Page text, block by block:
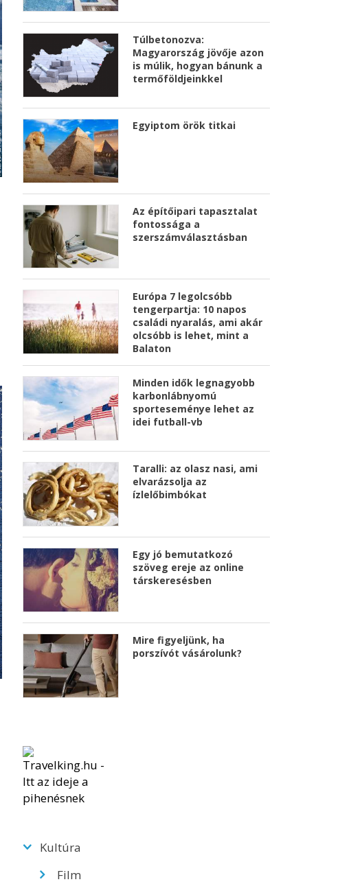
Túlbetonozva:
Magyarország jövője azon
is múlik, hogyan bánunk a
termőföldjeinkkel
Egyiptom örök titkai
Az építőipari tapasztalat
fontossága a
szerszámválasztásban
Európa 7 legolcsóbb
tengerpartja: 10 napos
családi nyaralás, ami akár
olcsóbb is lehet, mint a
Balaton
Minden idők legnagyobb
karbonlábnyomú
sporteseménye lehet az
idei futball-vb
Taralli: az olasz nasi, ami
elvarázsolja az
ízlelőbimbókat
Egy jó bemutatkozó
szöveg ereje az online
társkeresésben
Mire figyeljünk, ha
porszívót vásárolunk?
Kultúra
Film